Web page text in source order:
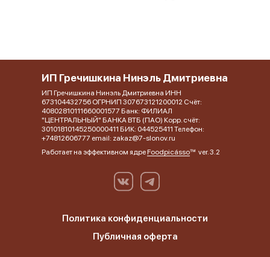
ИП Гречишкина Нинэль Дмитриевна
ИП Гречишкина Нинэль Дмитриевна ИНН
673104432756 ОГРНИП 307673121200012 Счёт:
40802810111660001577 Банк: ФИЛИАЛ
"ЦЕНТРАЛЬНЫЙ" БАНКА ВТБ (ПАО) Корр. счёт:
30101810145250000411 БИК: 044525411 Телефон:
+74812606777 email: zakaz@7-slonov.ru
Работает на эффективном ядреFoodpicássover. 3.2
Политика конфиденциальности
Публичная оферта